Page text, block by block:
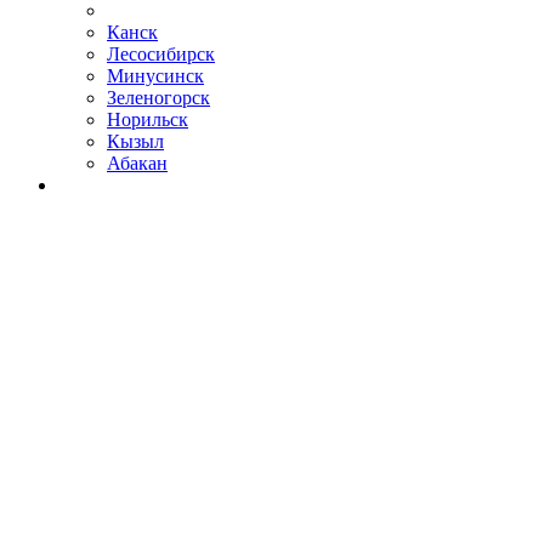
Канск
Лесосибирск
Минусинск
Зеленогорск
Норильск
Кызыл
Абакан